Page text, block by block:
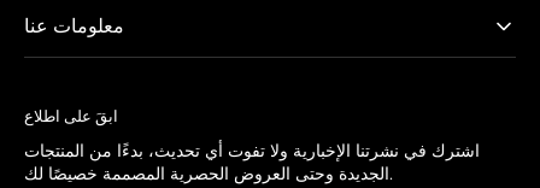
معلومات عنا
ابقَ على اطلاع
اشترك في نشرتنا الإخبارية ولا تفوت أي تحديث، بدءًا من المنتجات
الجديدة وحتى العروض الحصرية المصممة خصيصًا لك.